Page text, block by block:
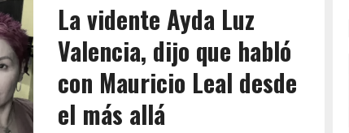
La vidente Ayda Luz
Valencia, dijo que habló
con Mauricio Leal desde
el más allá